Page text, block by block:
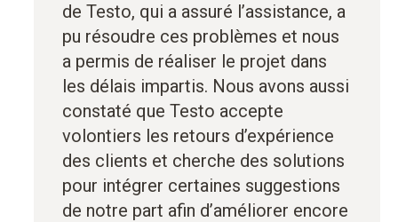
de Testo, qui a assuré l’assistance, a
pu résoudre ces problèmes et nous
a permis de réaliser le projet dans
les délais impartis. Nous avons aussi
constaté que Testo accepte
volontiers les retours d’expérience
des clients et cherche des solutions
pour intégrer certaines suggestions
de notre part afin d’améliorer encore